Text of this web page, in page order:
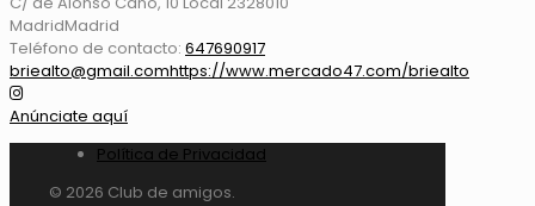
MadridMadrid
Teléfono de contacto: 647690917
briealto@gmail.comhttps://www.mercado47.com/briealto
Anúnciate aquí
Política de Privacidad
© 2026 Club de amigos.